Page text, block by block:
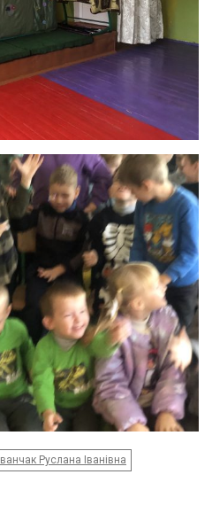
Іванчак Руслана Іванівна